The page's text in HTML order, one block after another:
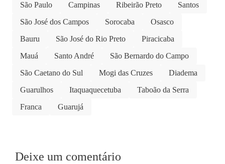
São Paulo Campinas Ribeirão Preto
Santos
São José dos Campos
Sorocaba
Osasco
Bauru
São José do Rio Preto
Piracicaba
Mauá
Santo André
São Bernardo do Campo
São Caetano do Sul
Mogi das Cruzes
Diadema
Guarulhos
Itaquaquecetuba
Taboão da Serra
Franca
Guarujá
Deixe um comentário